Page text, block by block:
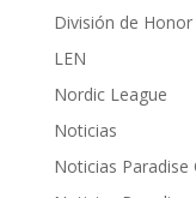
División de
LEN
Nordic League
Noticias
Noticias Paradise